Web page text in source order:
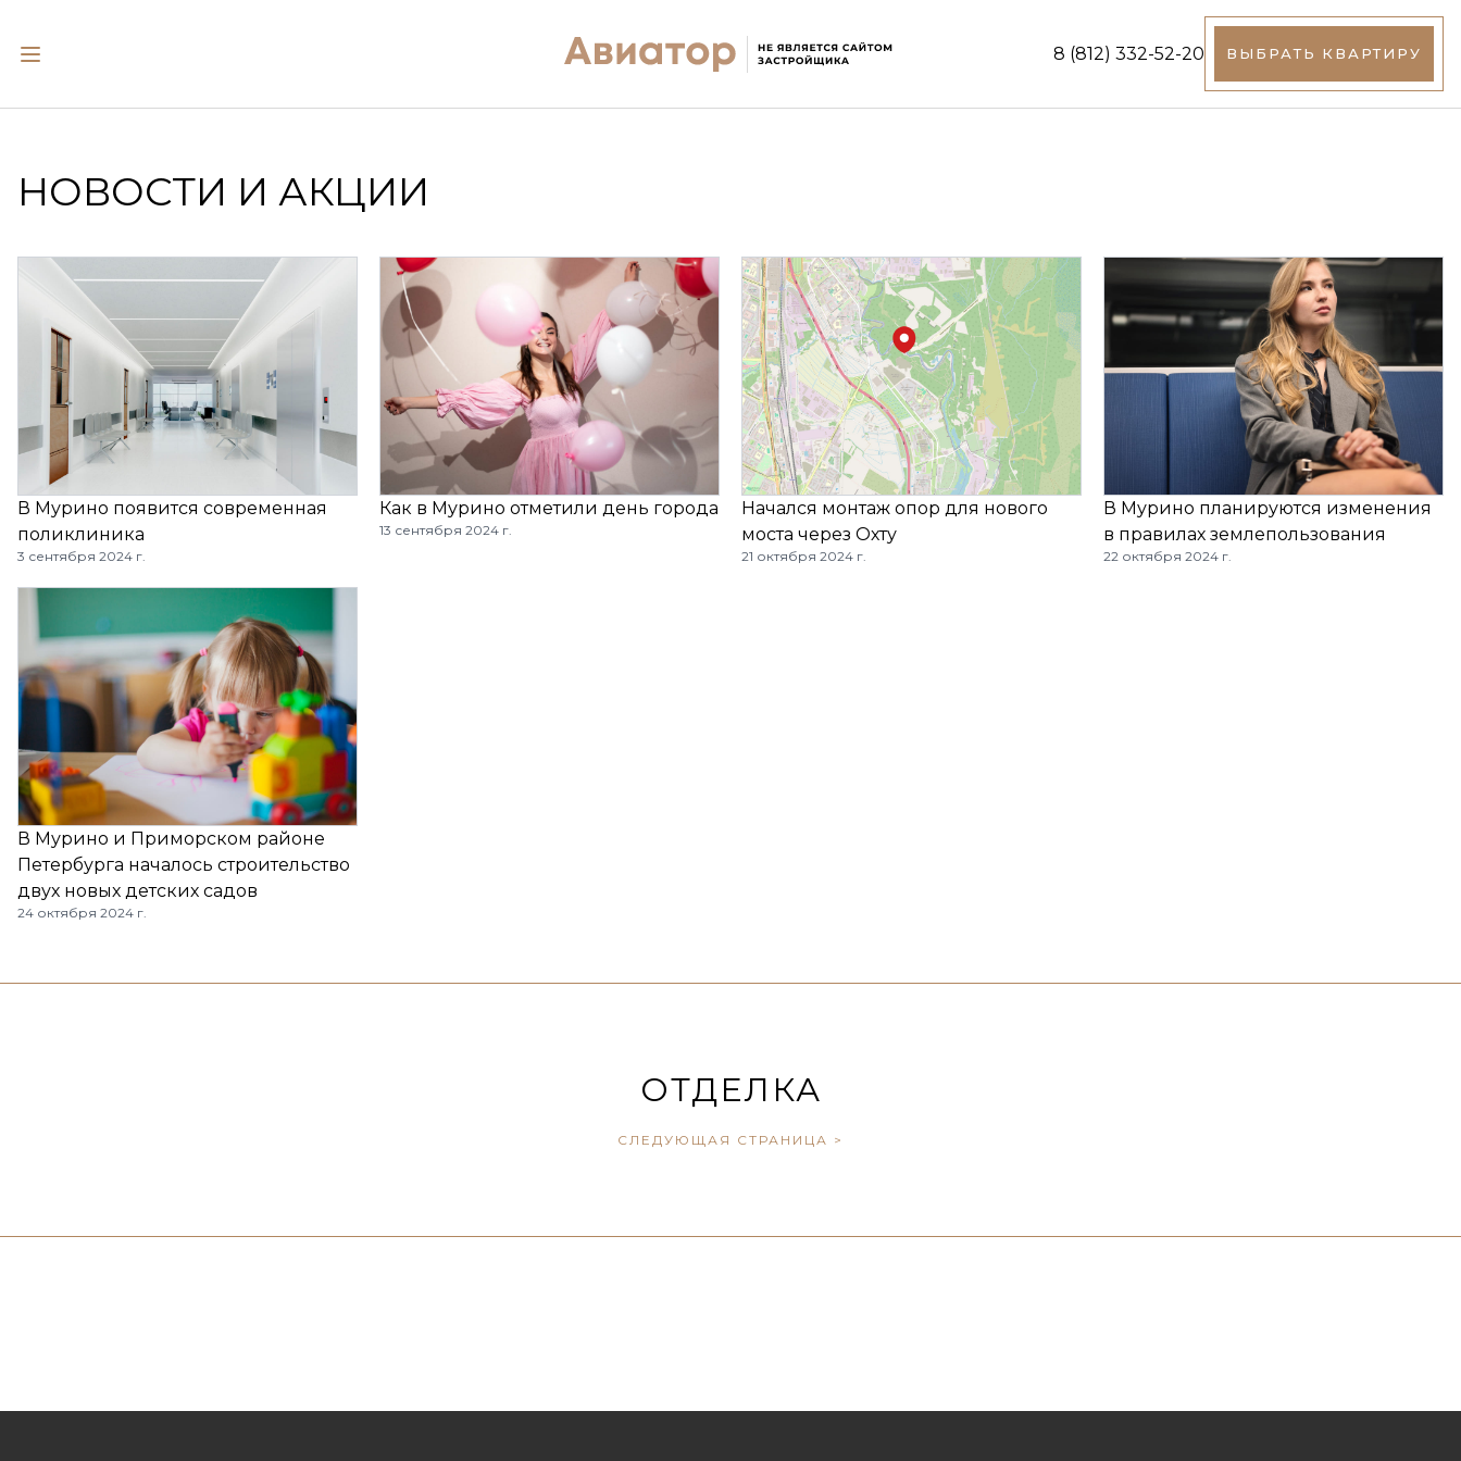
8 (812) 332-52-20 ВЫБРАТЬ КВАРТИРУ
НОВОСТИ И АКЦИИ
В Мурино появится современная
поликлиника
3 сентября 2024 г.
Как в Мурино отметили день города
13 сентября 2024 г.
Начался монтаж опор для нового
моста через Охту
21 октября 2024 г.
В Мурино планируются изменения
в правилах землепользования
22 октября 2024 г.
В Мурино и Приморском районе
Петербурга началось строительство
двух новых детских садов
24 октября 2024 г.
ОТДЕЛКА
СЛЕДУЮЩАЯ СТРАНИЦА >